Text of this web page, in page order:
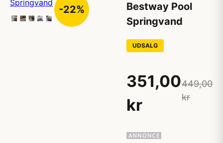
-22%
Bestway Pool
Springvand
UDSALG
351,00
kr
449,00
kr